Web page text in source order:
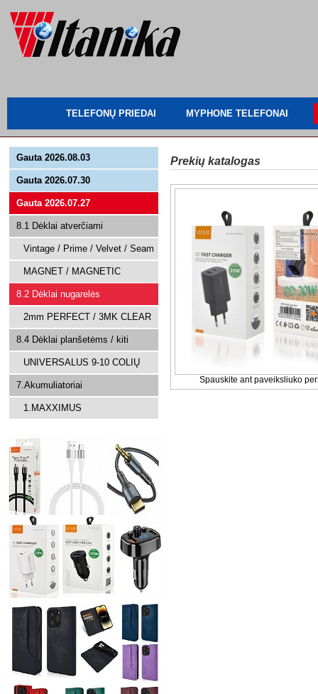
TELEFONŲ PRIEDAI MYPHONE TELEFONAI
Gauta 2026.08.03
Gauta 2026.07.30
Gauta 2026.07.27
8.1 Dėklai atverčiami
Vintage / Prime / Velvet / Seam
MAGNET / MAGNETIC
8.2 Dėklai nugarelės
2mm PERFECT / 3MK CLEAR
8.4 Dėklai planšetėms / kiti
UNIVERSALUS 9-10 COLIŲ
7.Akumuliatoriai
1.MAXXIMUS
Prekių katalogas
Spauskite ant paveiksliuko